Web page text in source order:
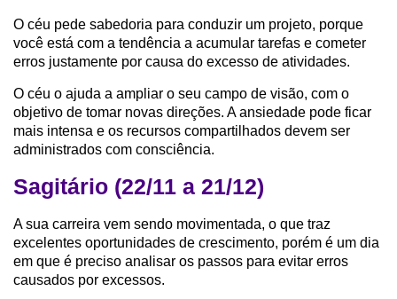
O céu pede sabedoria para conduzir um projeto, porque
você está com a tendência a acumular tarefas e cometer
erros justamente por causa do excesso de atividades.
O céu o ajuda a ampliar o seu campo de visão, com o
objetivo de tomar novas direções. A ansiedade pode ficar
mais intensa e os recursos compartilhados devem ser
administrados com consciência.
Sagitário (22/11 a 21/12)
A sua carreira vem sendo movimentada, o que traz
excelentes oportunidades de crescimento, porém é um dia
em que é preciso analisar os passos para evitar erros
causados por excessos.